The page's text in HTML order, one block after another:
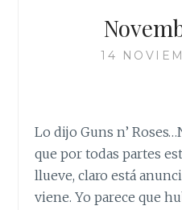
14
Lo dijo Guns n’
que por todas partes
llueve, claro está
viene. Yo parece que